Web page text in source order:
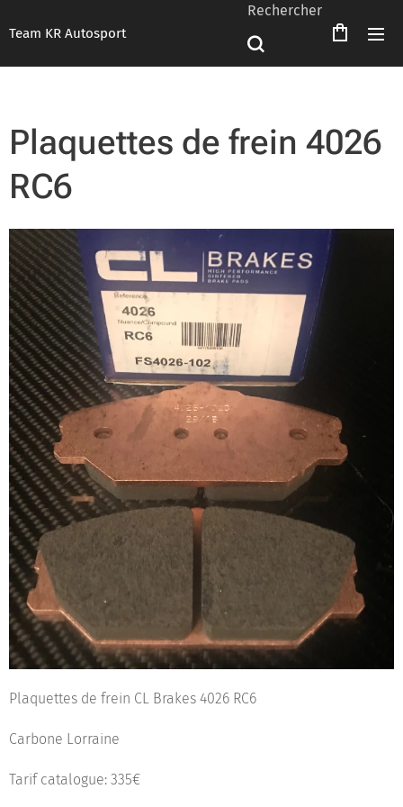
Team KR Autosport
Rechercher
Plaquettes de frein 4026
RC6
Plaquettes de frein CL Brakes 4026 RC6
Carbone Lorraine
Tarif catalogue: 335€